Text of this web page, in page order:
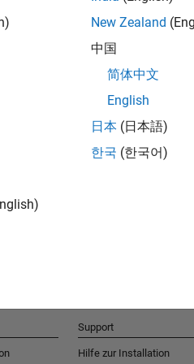
Talent Network
Erhalten Sie personalisierte
und
New Zealand
中国
简体中文
English
日本 (日本語)
한국 (한국어)
Support
Hilfe zur Installation